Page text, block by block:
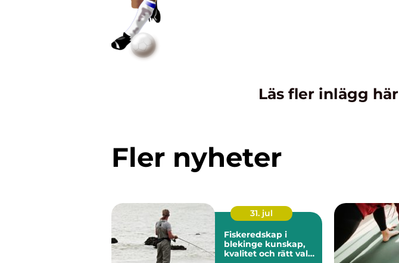
Läs fler inlägg här
Fler nyheter
31. jul
Fiskeredskap i
blekinge kunskap,
kvalitet och rätt val